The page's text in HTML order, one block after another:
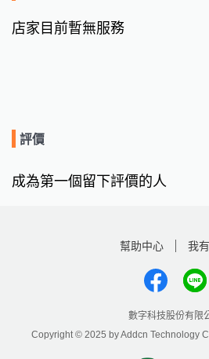
店家目前暫無服務
評價
成為第一個留下評價的人
幫助中心 我
數字科技股份有限
Copyright © 2025 by Addcn Technology